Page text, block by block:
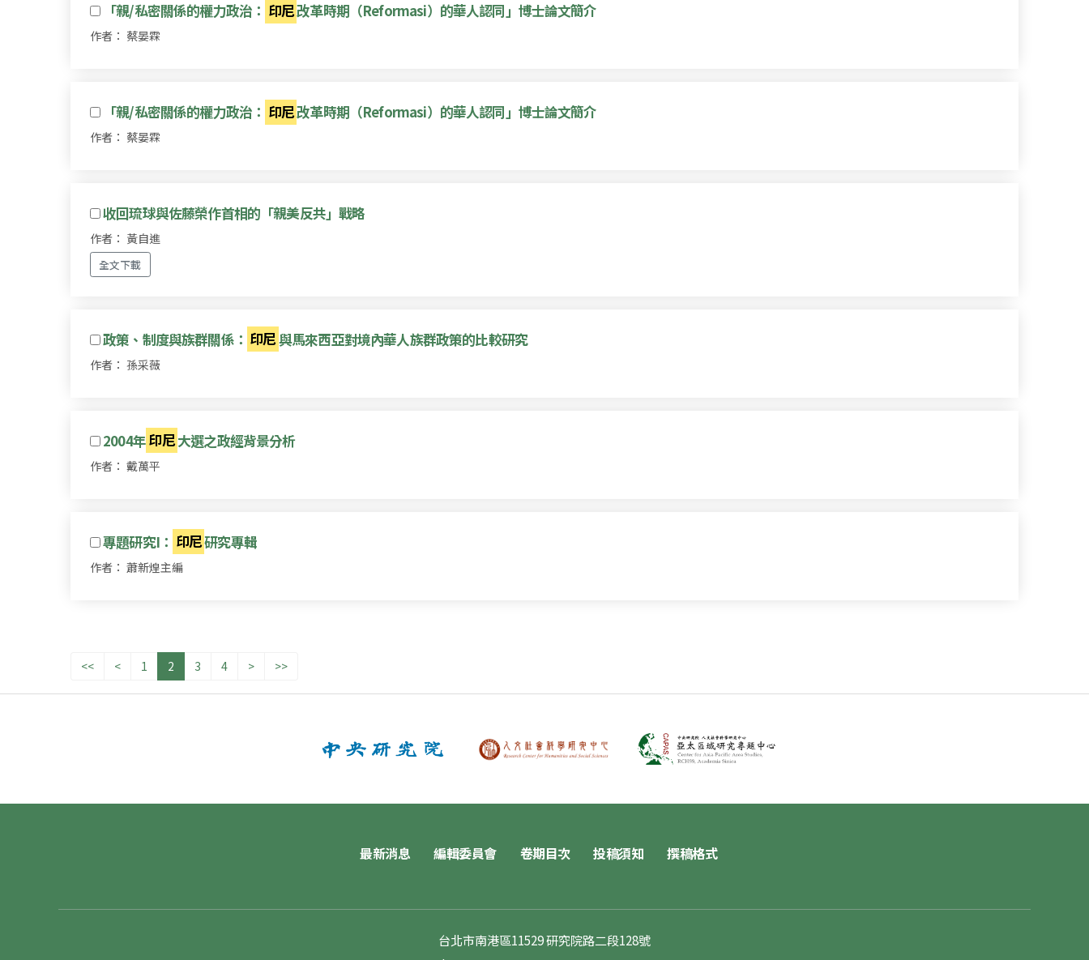
「親/私密關係的權力政治： 印尼改革時期（Reformasi）的華人認同」博士論文簡介
作者： 蔡晏霖
「親/私密關係的權力政治： 印尼改革時期（Reformasi）的華人認同」博士論文簡介
作者： 蔡晏霖
收回琉球與佐藤榮作首相的「親美反共」戰略
作者： 黃自進
全文下載
政策、制度與族群關係： 印尼與馬來西亞對境內華人族群政策的比較研究
作者： 孫采薇
2004年印尼大選之政經背景分析
作者： 戴萬平
專題研究I： 印尼研究專輯
作者： 蕭新煌主編
<< < 1 2 3 4 > >>
最新消息 編輯委員會 卷期目次 投稿須知 撰稿格式
台北市南港區11529 研究院路二段128號